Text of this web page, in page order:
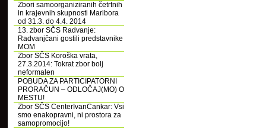
Zbori samoorganiziranih četrtnih
in krajevnih skupnosti Maribora
od 31.3. do 4.4. 2014
13. zbor SČS Radvanje:
Radvanjčani gostili predstavnike
MOM
Zbor SČS Koroška vrata,
27.3.2014: Tokrat zbor bolj
neformalen
POBUDA ZA PARTICIPATORNI
PRORAČUN – ODLOČAJ(MO) O
MESTU!
Zbor SČS CenterIvanCankar: Vsi
smo enakopravni, ni prostora za
samopromocijo!